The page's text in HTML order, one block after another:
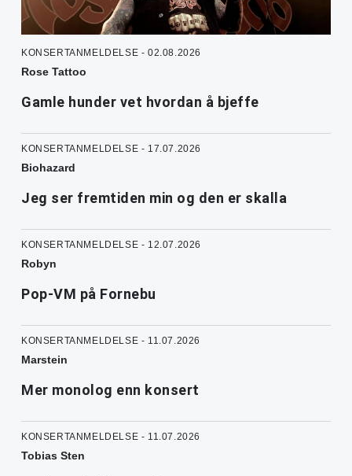
KONSERTANMELDELSE - 02.08.2026
Rose Tattoo
Gamle hunder vet hvordan å bjeffe
KONSERTANMELDELSE - 17.07.2026
Biohazard
Jeg ser fremtiden min og den er skalla
KONSERTANMELDELSE - 12.07.2026
Robyn
Pop-VM på Fornebu
KONSERTANMELDELSE - 11.07.2026
Marstein
Mer monolog enn konsert
KONSERTANMELDELSE - 11.07.2026
Tobias Sten